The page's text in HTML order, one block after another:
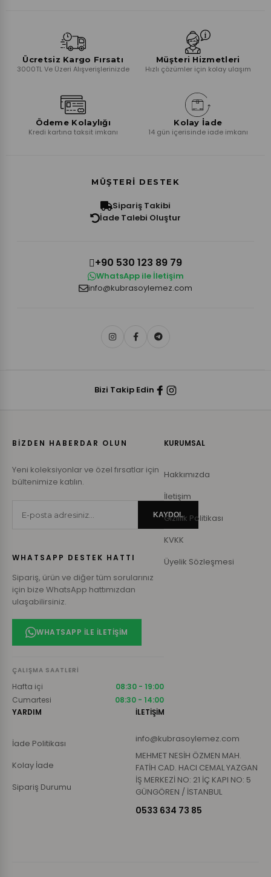
Ücretsiz Kargo Fırsatı
3000TL Ve Üzeri Alışverişlerinizde
Müşteri Hizmetleri
Hızlı çözümler için kolay ulaşım
Ödeme Kolaylığı
Kredi kartına taksit imkanı
Kolay İade
14 gün içerisinde iade imkanı
MÜŞTERI DESTEK
Sipariş Takibi
İade Talebi Oluştur
+90 530 123 89 79
WhatsApp ile İletişim
info@kubrasoylemez.com
Bizi Takip Edin
BİZDEN HABERDAR OLUN
Yeni koleksiyonlar ve özel fırsatlar için
bültenimize katılın.
KAYDOL
WHATSAPP DESTEK HATTI
Sipariş, ürün ve diğer tüm sorularınız
için bize WhatsApp hattımızdan
ulaşabilirsiniz.
WHATSAPP ILE İLETIŞIM
ÇALIŞMA SAATLERI
Hafta içi
08:30 - 19:00
Cumartesi
08:30 - 14:00
KURUMSAL
Hakkımızda
İletişim
Gizlilik Politikası
KVKK
Üyelik Sözleşmesi
YARDIM
İade Politikası
Kolay İade
Sipariş Durumu
İLETİŞİM
info@kubrasoylemez.com
MEHMET NESİH ÖZMEN MAH.
FATİH CAD. HACI CEMAL YAZGAN
İŞ MERKEZİ NO: 21 İÇ KAPI NO: 5
GÜNGÖREN / İSTANBUL
0533 634 73 85